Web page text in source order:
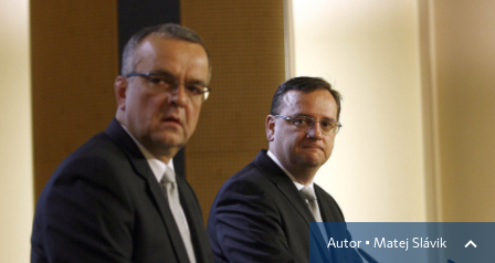
Autor ▪ Matej Slávik